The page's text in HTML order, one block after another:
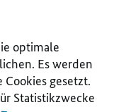
optimale
Es werden
gesetzt.
Statistikzwecke